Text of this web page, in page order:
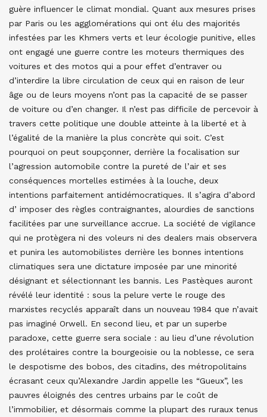
guère influencer le climat mondial. Quant aux mesures prises
par Paris ou les agglomérations qui ont élu des majorités
infestées par les Khmers verts et leur écologie punitive, elles
ont engagé une guerre contre les moteurs thermiques des
voitures et des motos qui a pour effet d’entraver ou
d’interdire la libre circulation de ceux qui en raison de leur
âge ou de leurs moyens n’ont pas la capacité de se passer
de voiture ou d’en changer. Il n’est pas difficile de percevoir à
travers cette politique une double atteinte à la liberté et à
l’égalité de la manière la plus concrète qui soit. C’est
pourquoi on peut soupçonner, derrière la focalisation sur
l’agression automobile contre la pureté de l’air et ses
conséquences mortelles estimées à la louche, deux
intentions parfaitement antidémocratiques. Il s’agira d’abord
d’ imposer des règles contraignantes, alourdies de sanctions
facilitées par une surveillance accrue. La société de vigilance
qui ne protègera ni des voleurs ni des dealers mais observera
et punira les automobilistes derrière les bonnes intentions
climatiques sera une dictature imposée par une minorité
désignant et sélectionnant les bannis. Les Pastèques auront
révélé leur identité : sous la pelure verte le rouge des
marxistes recyclés apparaît dans un nouveau 1984 que n’avait
pas imaginé Orwell. En second lieu, et par un superbe
paradoxe, cette guerre sera sociale : au lieu d’une révolution
des prolétaires contre la bourgeoisie ou la noblesse, ce sera
le despotisme des bobos, des citadins, des métropolitains
écrasant ceux qu’Alexandre Jardin appelle les “Gueux”, les
pauvres éloignés des centres urbains par le coût de
l’immobilier, et désormais comme la plupart des ruraux tenus